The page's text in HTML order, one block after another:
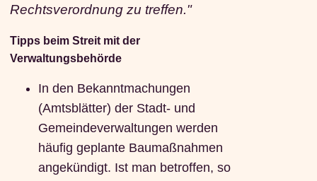
Rechtsverordnung zu treffen."
Tipps beim Streit mit der
Verwaltungsbehörde
In den Bekanntmachungen
(Amtsblätter) der Stadt- und
Gemeindeverwaltungen werden
häufig geplante Baumaßnahmen
angekündigt. Ist man betroffen, so